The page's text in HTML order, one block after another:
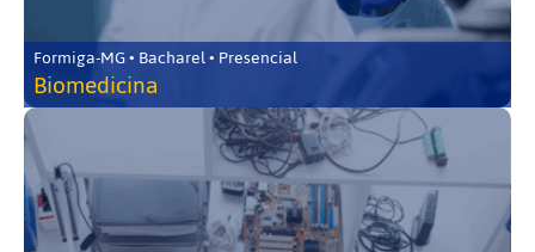
Formiga-MG • Bacharel • Presencial
Biomedicina